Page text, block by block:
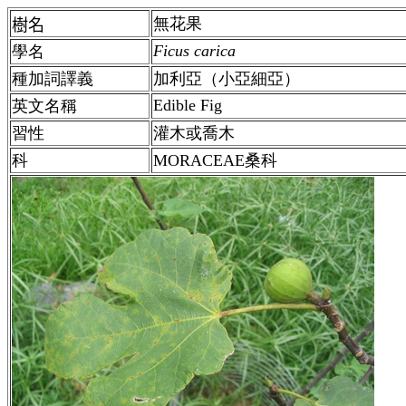
樹名
無花果
學名
Ficus carica
種加詞譯義
加利亞（小亞細亞）
英文名稱
Edible Fig
習性
灌木或喬木
科
MORACEAE桑科